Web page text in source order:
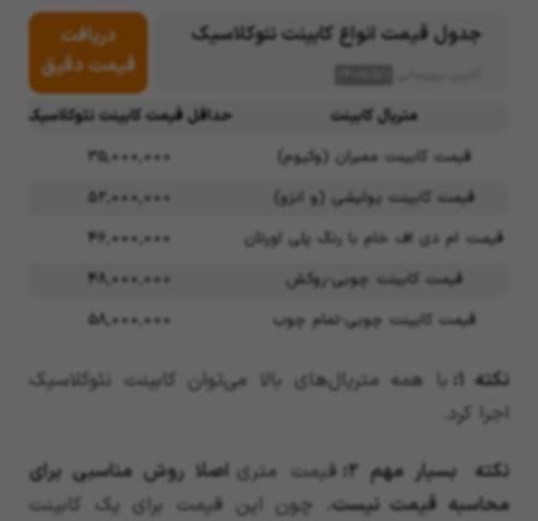
جدول قیمت انواع کابینت نئوکلاسیک
دریافت
قیمت دقیق
متریال کابینت حداقل قیمت کابینت نئوکلاسیک
قیمت کابینت ممبران (وکیوم)
35,000,000
قیمت کابینت پولیشی (و انزو)
52,000,000
قیمت ام دی اف خام با رنگ پلی اورتان
46,000,000
قیمت کابینت چوبی-روکش
48,000,000
قیمت کابینت چوبی-تمام چوب
58,000,000
نکته ۱: با همه متریال‌های بالا می‌توان کابینت نئوکلاسیک
اجرا کرد.
نکته
بسیار مهم ۲: قیمت متری اصلا روش مناسبی برای
محاسبه قیمت نیست ، چون این قیمت برای یک کابینت